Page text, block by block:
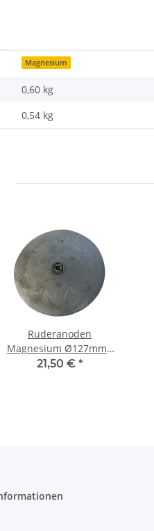
Magnesium
0,60 kg
0,54 kg
Ruderanoden
Magnesium Ø127mm /
Paar mit Schraube
21,50 € *